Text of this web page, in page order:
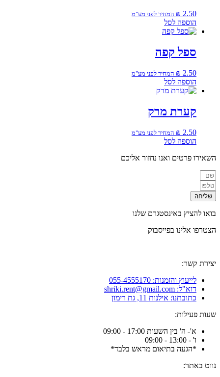
₪ 2.50 המחיר לפני מע"מ
הוספה לסל
ספל קפה
₪ 2.50 המחיר לפני מע"מ
הוספה לסל
קערת מרק
₪ 2.50 המחיר לפני מע"מ
הוספה לסל
השאירו פרטים ואנו נחזור אליכם
שליחה
בואו להציץ באינסטגרם שלנו
הצטרפו אלינו בפייסבוק
יצירת קשר:
לייעוץ והזמנות: 055-4555170
דוא"ל: shriki.rent@gmail.com
כתובתנו: אילנות 11, גת רימון
שעות פעילות:
א'- ה' בין השעות 17:00 - 09:00
ו' - 13:00 - 09:00
*הגעה בתיאום מראש בלבד*
נווט באתר: